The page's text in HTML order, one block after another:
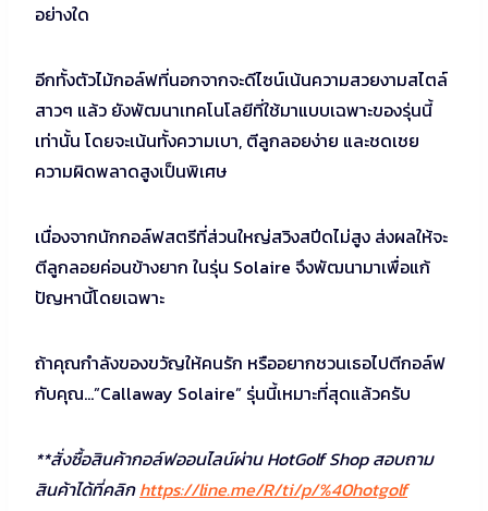
อย่างใด
อีกทั้งตัวไม้กอล์ฟที่นอกจากจะดีไซน์เน้นความสวยงามสไตล์
สาวๆ แล้ว ยังพัฒนาเทคโนโลยีที่ใช้มาแบบเฉพาะของรุ่นนี้
เท่านั้น โดยจะเน้นทั้งความเบา, ตีลูกลอยง่าย และชดเชย
ความผิดพลาดสูงเป็นพิเศษ
เนื่องจากนักกอล์ฟสตรีที่ส่วนใหญ่สวิงสปีดไม่สูง ส่งผลให้จะ
ตีลูกลอยค่อนข้างยาก ในรุ่น Solaire จึงพัฒนามาเพื่อแก้
ปัญหานี้โดยเฉพาะ
ถ้าคุณกำลังของขวัญให้คนรัก หรืออยากชวนเธอไปตีกอล์ฟ
กับคุณ…”Callaway Solaire” รุ่นนี้เหมาะที่สุดแล้วครับ
**สั่งซื้อสินค้ากอล์ฟออนไลน์ผ่าน HotGolf Shop สอบถาม
สินค้าได้ที่คลิกhttps://line.me/R/ti/p/%40hotgolf